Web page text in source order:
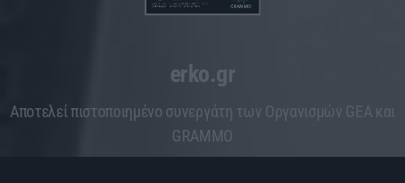
erko.gr
Aποτελεί πιστοποιημένο συνεργάτη των Οργανισμών GEA και
GRAMMO